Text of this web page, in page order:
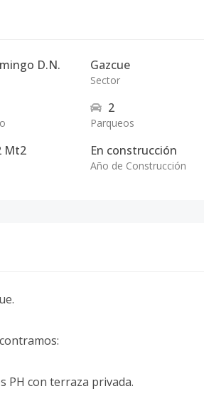
D.N. Gazcue
Sector
2
Parqueos
Mt2 En construcción
Año de Construcción
PH con terraza privada.